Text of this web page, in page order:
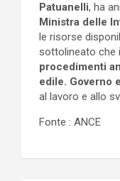
Patuanelli, ha
Ministra delle
le risorse
sottolineato che
procedimenti
edile. Governo
al lavoro e allo
Fonte : ANCE